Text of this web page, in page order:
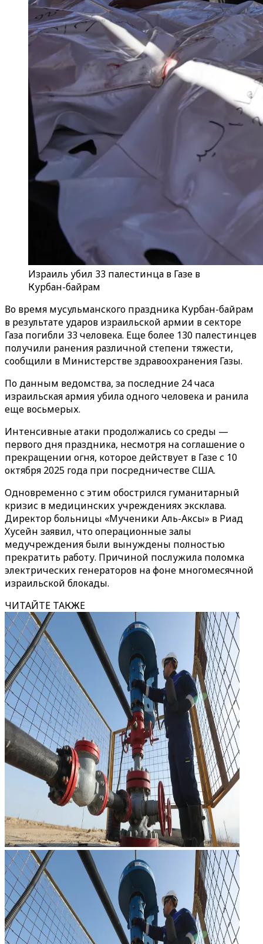
Израиль убил 33 палестинца в Газе в
Курбан-байрам
Во время мусульманского праздника Курбан-байрам
в результате ударов израильской армии в секторе
Газа погибли 33 человека. Еще более 130 палестинцев
получили ранения различной степени тяжести,
сообщили в Министерстве здравоохранения Газы.
По данным ведомства, за последние 24 часа
израильская армия убила одного человека и ранила
еще восьмерых.
Интенсивные атаки продолжались со среды —
первого дня праздника, несмотря на соглашение о
прекращении огня, которое действует в Газе с 10
октября 2025 года при посредничестве США.
Одновременно с этим обострился гуманитарный
кризис в медицинских учреждениях эксклава.
Директор больницы «Мученики Аль-Аксы» в Риад
Хусейн заявил, что операционные залы
медучреждения были вынуждены полностью
прекратить работу. Причиной послужила поломка
электрических генераторов на фоне многомесячной
израильской блокады.
ЧИТАЙТЕ ТАКЖЕ